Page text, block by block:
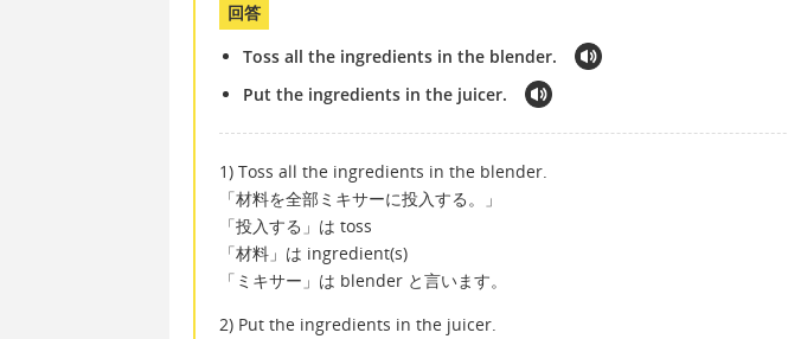
回答
Toss all the ingredients in the blender.
Put the ingredients in the juicer.
1) Toss all the ingredients in the blender.
「材料を全部ミキサーに投入する。」
「投入する」は toss
「材料」は ingredient(s)
「ミキサー」は blender と言います。
2) Put the ingredients in the juicer.